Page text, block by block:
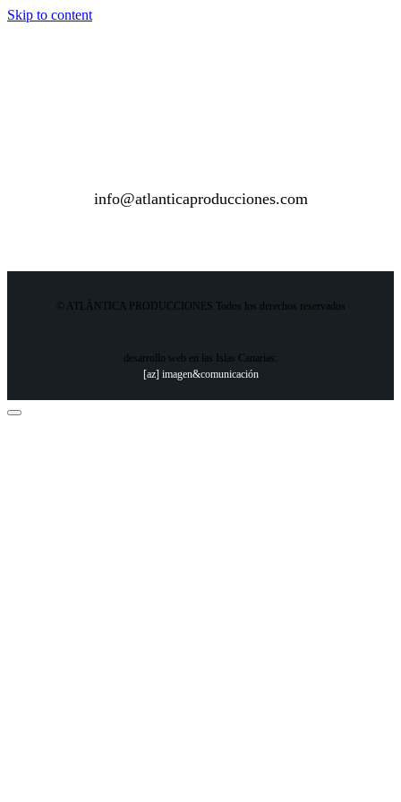
Skip to content
info@atlanticaproducciones.com
© ATLÁNTICA PRODUCCIONES Todos los derechos reservados
desarrollo web en las Islas Canarias:
[az] imagen&comunicación